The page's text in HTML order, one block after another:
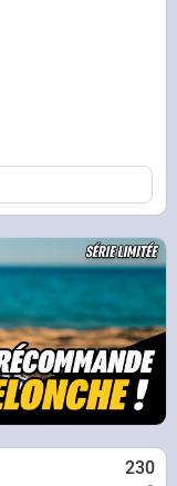
230